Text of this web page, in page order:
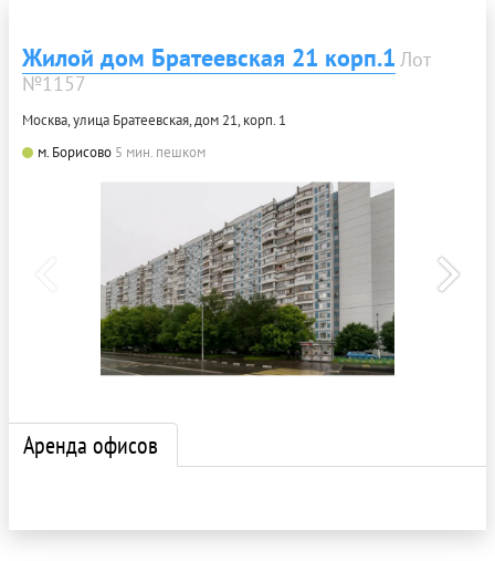
Жилой дом Братеевская 21 корп.1 Лот
№1157
Москва, улица Братеевская, дом 21, корп. 1
м. Борисово 5 мин. пешком
Аренда офисов